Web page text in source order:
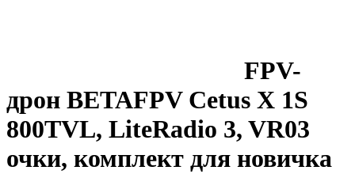
FPV-
дрон BETAFPV Cetus X 1S
800TVL, LiteRadio 3, VR03
очки, комплект для новичка